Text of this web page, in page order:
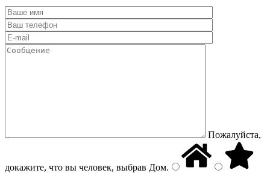
Пожалуйста,
докажите, что вы человек, выбрав Дом.